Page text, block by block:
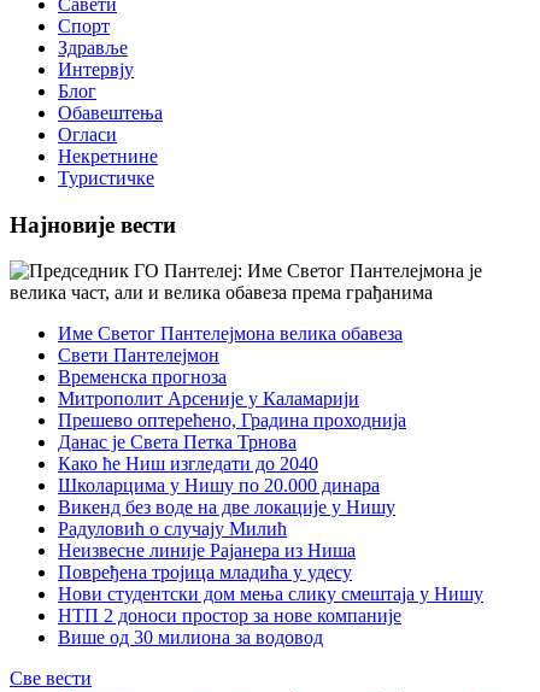
Спорт
Здравље
Интервју
Блог
Обавештења
Огласи
Некретнине
Туристичке
Најновије вести
Име Светог Пантелејмона велика обавеза
Свети Пантелејмон
Временска прогноза
Митрополит Арсеније у Каламарији
Прешево оптерећено, Градина проходнија
Данас је Света Петка Трнова
Како ће Ниш изгледати до 2040
Школарцима у Нишу по 20.000 динара
Викенд без воде на две локације у Нишу
Радуловић о случају Милић
Неизвесне линије Рајанера из Ниша
Повређена тројица младића у удесу
Нови студентски дом мења слику смештаја у Нишу
НТП 2 доноси простор за нове компаније
Више од 30 милиона за водовод
Све вести